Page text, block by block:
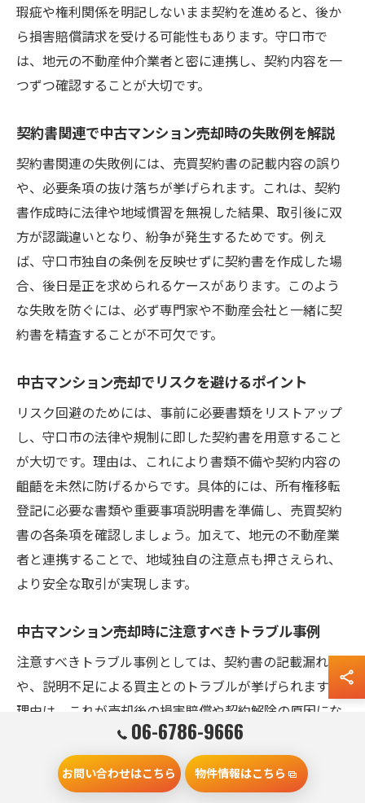
瑕疵や権利関係を明記しないまま契約を進めると、後か
ら損害賠償請求を受ける可能性もあります。守口市で
は、地元の不動産仲介業者と密に連携し、契約内容を一
つずつ確認することが大切です。
契約書関連で中古マンション売却時の失敗例を解説
契約書関連の失敗例には、売買契約書の記載内容の誤り
や、必要条項の抜け落ちが挙げられます。これは、契約
書作成時に法律や地域慣習を無視した結果、取引後に双
方が認識違いとなり、紛争が発生するためです。例え
ば、守口市独自の条例を反映せずに契約書を作成した場
合、後日是正を求められるケースがあります。このよう
な失敗を防ぐには、必ず専門家や不動産会社と一緒に契
約書を精査することが不可欠です。
中古マンション売却でリスクを避けるポイント
リスク回避のためには、事前に必要書類をリストアップ
し、守口市の法律や規制に即した契約書を用意すること
が大切です。理由は、これにより書類不備や契約内容の
齟齬を未然に防げるからです。具体的には、所有権移転
登記に必要な書類や重要事項説明書を準備し、売買契約
書の各条項を確認しましょう。加えて、地元の不動産業
者と連携することで、地域独自の注意点も押さえられ、
より安全な取引が実現します。
中古マンション売却時に注意すべきトラブル事例
注意すべきトラブル事例としては、契約書の記載漏れ
や、説明不足による買主とのトラブルが挙げられます。
理由は、これが売却後の損害賠償や契約解除の原因にな
るためです。例えば、物件の権利関係や修繕履歴の説明
を怠ると、後日クレームにつながることがあります。守
口市では、重要事項説明を丁寧に行い、契約内容を明確
06-6786-9666
お問い合わせはこちら 物件情報はこちら